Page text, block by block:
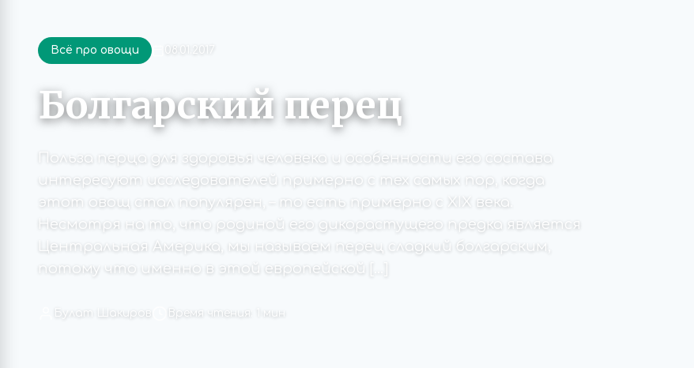
Всё про овощи 08.01.2017
Болгарский перец
Польза перца для здоровья человека и особенности его состава
интересуют исследователей примерно с тех самых пор, когда
этот овощ стал популярен, – то есть примерно с XIX века.
Несмотря на то, что родиной его дикорастущего предка является
Центральная Америка, мы называем перец сладкий болгарским,
потому что именно в этой европейской […]
Булат Шакиров Время чтения: 1 мин